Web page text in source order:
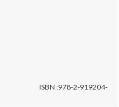
ISBN :978-2-919204-